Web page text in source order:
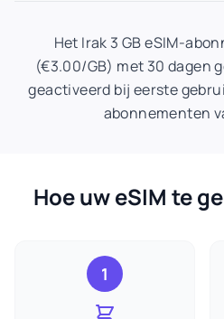
Het Irak 3 GB eSIM-
(€3.00/GB) met 30 dagen
geactiveerd bij eerste
abonnementen
Hoe uw eSIM te
1